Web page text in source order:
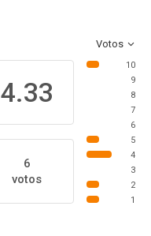
Votos
4.33
6
votos
10
9
8
7
6
5
4
3
2
1